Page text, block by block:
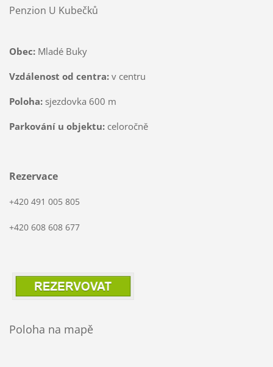
Penzion U Kubečků
Obec:Mladé Buky
Vzdálenost od centra:v centru
Poloha:sjezdovka 600 m
Parkování u objektu:celoročně
Rezervace
+420 491 005 805
+420 608 608 677
Poloha na mapě